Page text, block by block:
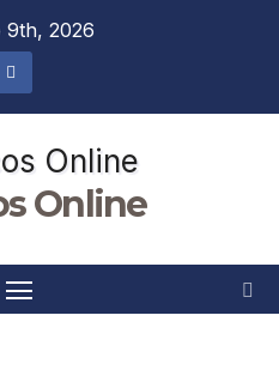
9th, 2026
Online